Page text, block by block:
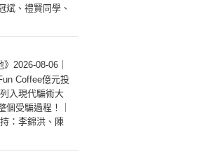
斌、禮賢同學、
》2026-08-06｜
Coffee億元投
入現代騙術大
個受騙過程！｜
：李錦洪、陳